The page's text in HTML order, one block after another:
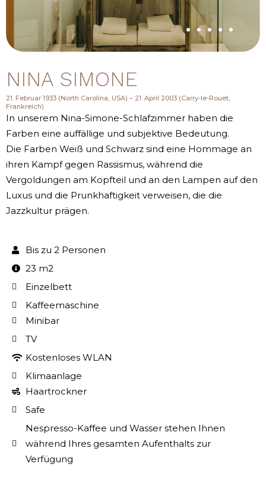
NINA SIMONE
21. Februar 1933 (North Carolina, USA) – 21. April 2003 (Carry-le-Rouet,
Frankreich)
In unserem Nina-Simone-Schlafzimmer haben die
Farben eine auffällige und subjektive Bedeutung.
Die Farben Weiß und Schwarz sind eine Hommage an
ihren Kampf gegen Rassismus, während die
Vergoldungen am Kopfteil und an den Lampen auf den
Luxus und die Prunkhaftigkeit verweisen, die die
Jazzkultur prägen.
Bis zu 2 Personen
23 m2
Einzelbett
Kaffeemaschine
Minibar
TV
Kostenloses WLAN
Klimaanlage
Haartrockner
Safe
Nespresso-Kaffee und Wasser stehen Ihnen
während Ihres gesamten Aufenthalts zur
Verfügung